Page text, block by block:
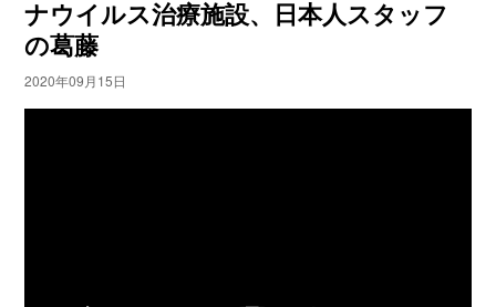
ナウイルス治療施設、日本人スタッフ
の葛藤
2020年09月15日